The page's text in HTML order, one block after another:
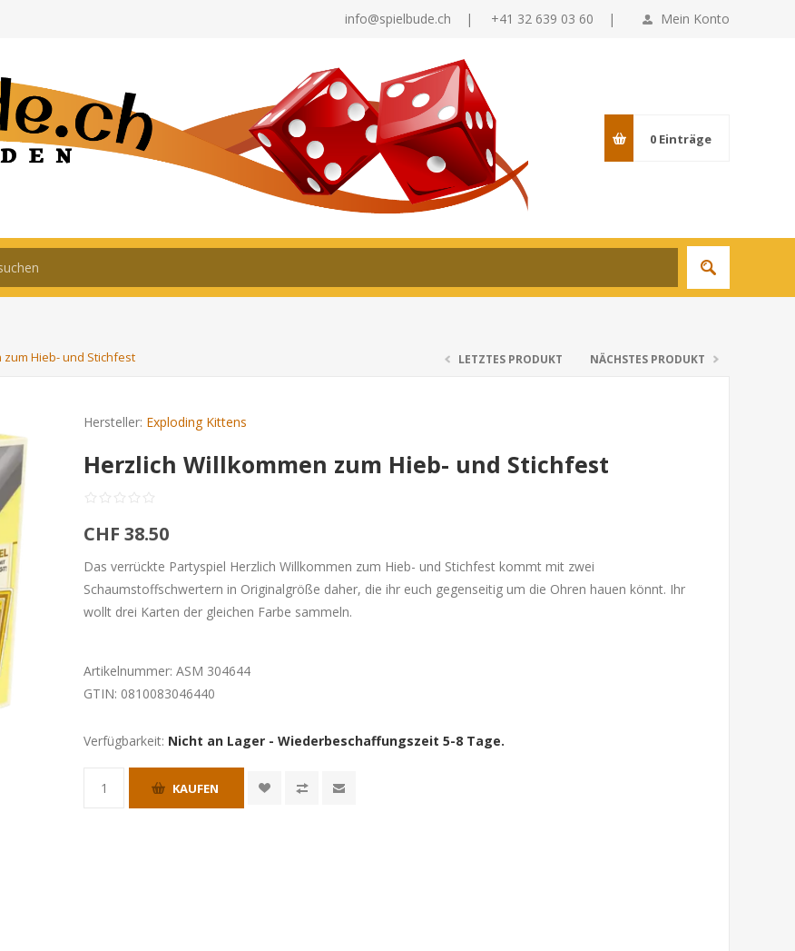
Mein Konto
info@spielbude.ch | +41 32 639 03 60 |
0 Einträge
Hieb- und Stichfest LETZTES PRODUKT NÄCHSTES PRODUKT
Hersteller: Exploding Kittens
Herzlich Willkommen zum Hieb- und Stichfest
CHF 38.50
Das verrückte Partyspiel Herzlich Willkommen zum Hieb- und Stichfest kommt mit zwei
Schaumstoffschwertern in Originalgröße daher, die ihr euch gegenseitig um die Ohren hauen könnt. Ihr
wollt drei Karten der gleichen Farbe sammeln.
Artikelnummer: ASM 304644
GTIN: 0810083046440
Verfügbarkeit: Nicht an Lager - Wiederbeschaffungszeit 5-8 Tage.
KAUFEN